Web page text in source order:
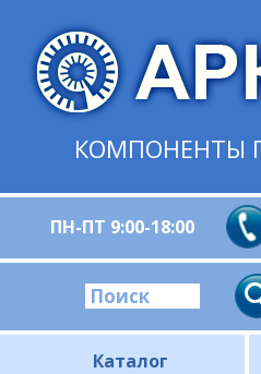
КОМПОНЕНТЫ
ПН-ПТ 9:00-18:00
Каталог